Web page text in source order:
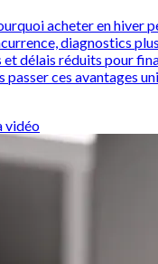
acheter en hiver
diagnostics
délais réduits pour
passer ces avantages
vidéo